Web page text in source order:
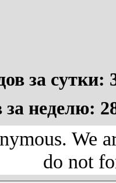
за сутки:
за неделю:
We
do not